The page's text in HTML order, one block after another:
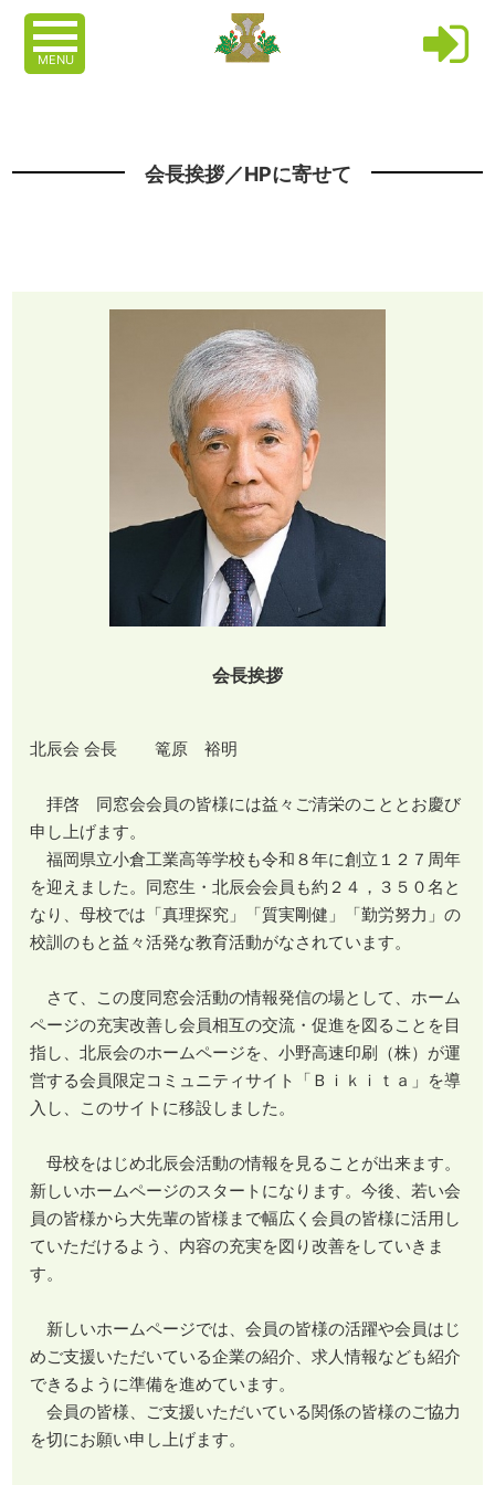
MENU
会長挨拶／HPに寄せて
会長挨拶
北辰会 会長 篭原 裕明
拝啓 同窓会会員の皆様には益々ご清栄のこととお慶び
申し上げます。
福岡県立小倉工業高等学校も令和８年に創立１２７周年
を迎えました。同窓生・北辰会会員も約２４，３５０名と
なり、母校では「真理探究」「質実剛健」「勤労努力」の
校訓のもと益々活発な教育活動がなされています。
さて、この度同窓会活動の情報発信の場として、ホーム
ページの充実改善し会員相互の交流・促進を図ることを目
指し、北辰会のホームページを、小野高速印刷（株）が運
営する会員限定コミュニティサイト「Ｂｉｋｉｔａ」を導
入し、このサイトに移設しました。
母校をはじめ北辰会活動の情報を見ることが出来ます。
新しいホームページのスタートになります。今後、若い会
員の皆様から大先輩の皆様まで幅広く会員の皆様に活用し
ていただけるよう、内容の充実を図り改善をしていきま
す。
新しいホームページでは、会員の皆様の活躍や会員はじ
めご支援いただいている企業の紹介、求人情報なども紹介
できるように準備を進めています。
会員の皆様、ご支援いただいている関係の皆様のご協力
を切にお願い申し上げます。